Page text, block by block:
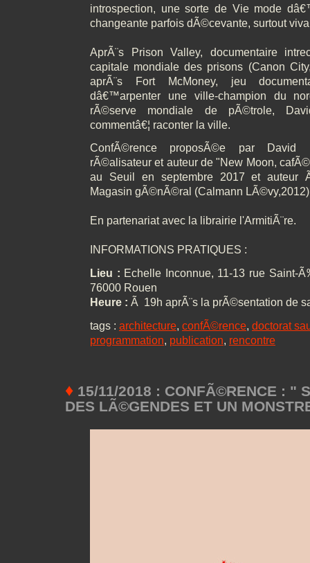
introspection, une sorte de Vie mode
changeante parfois dÃ©cevante, surtout
AprÃ¨s Prison Valley, documentaire
capitale mondiale des prisons (Canon
aprÃ¨s Fort McMoney, jeu
dâ€™arpenter une ville-champion du
rÃ©serve mondiale de pÃ©trole,
commentâ€¦ raconter la ville.
ConfÃ©rence proposÃ©e par David
rÃ©alisateur et auteur de "New Moon,
au Seuil en septembre 2017 et auteur
Magasin gÃ©nÃ©ral (Calmann
En partenariat avec la librairie l'ArmitiÃ¨re.
INFORMATIONS PRATIQUES :
Lieu : Echelle Inconnue, 11-13 rue Saint-
76000 Rouen
Heure : Ã 19h aprÃ¨s la prÃ©sentation de
tags : architecture, confÃ©rence, doctorat
programmation, publication, rencontre
♦ 15/11/2018 : CONFÃ©RENCE : "
DES LÃ©GENDES ET UN